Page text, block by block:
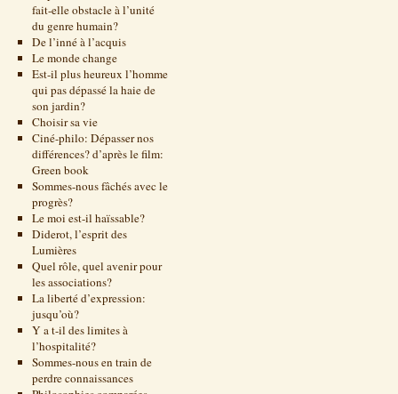
fait-elle obstacle à l’unité
du genre humain?
De l’inné à l’acquis
Le monde change
Est-il plus heureux l’homme
qui pas dépassé la haie de
son jardin?
Choisir sa vie
Ciné-philo: Dépasser nos
différences? d’après le film:
Green book
Sommes-nous fâchés avec le
progrès?
Le moi est-il haïssable?
Diderot, l’esprit des
Lumières
Quel rôle, quel avenir pour
les associations?
La liberté d’expression:
jusqu’où?
Y a t-il des limites à
l’hospitalité?
Sommes-nous en train de
perdre connaissances